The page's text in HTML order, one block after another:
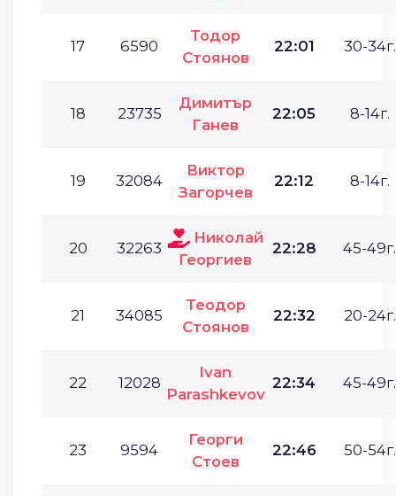
17 6590
Тодор
Стоянов
22:01 30-34г.
18 23735
Димитър
Ганев
22:05 8-14г.
19 32084
Виктор
Загорчев
22:12 8-14г.
20 32263
Николай
Георгиев
22:28 45-49г.
21 34085
Теодор
Стоянов
22:32 20-24г.
22 12028
Ivan
Parashkevov
22:34 45-49г.
23 9594
Георги
Стоев
22:46 50-54г.